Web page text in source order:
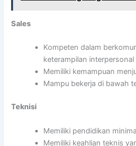
Sales
Kompeten dalam
keterampilan
Memiliki kemampuan
Mampu bekerja di bawah
Teknisi
Memiliki pendidikan
Memiliki keahlian teknis